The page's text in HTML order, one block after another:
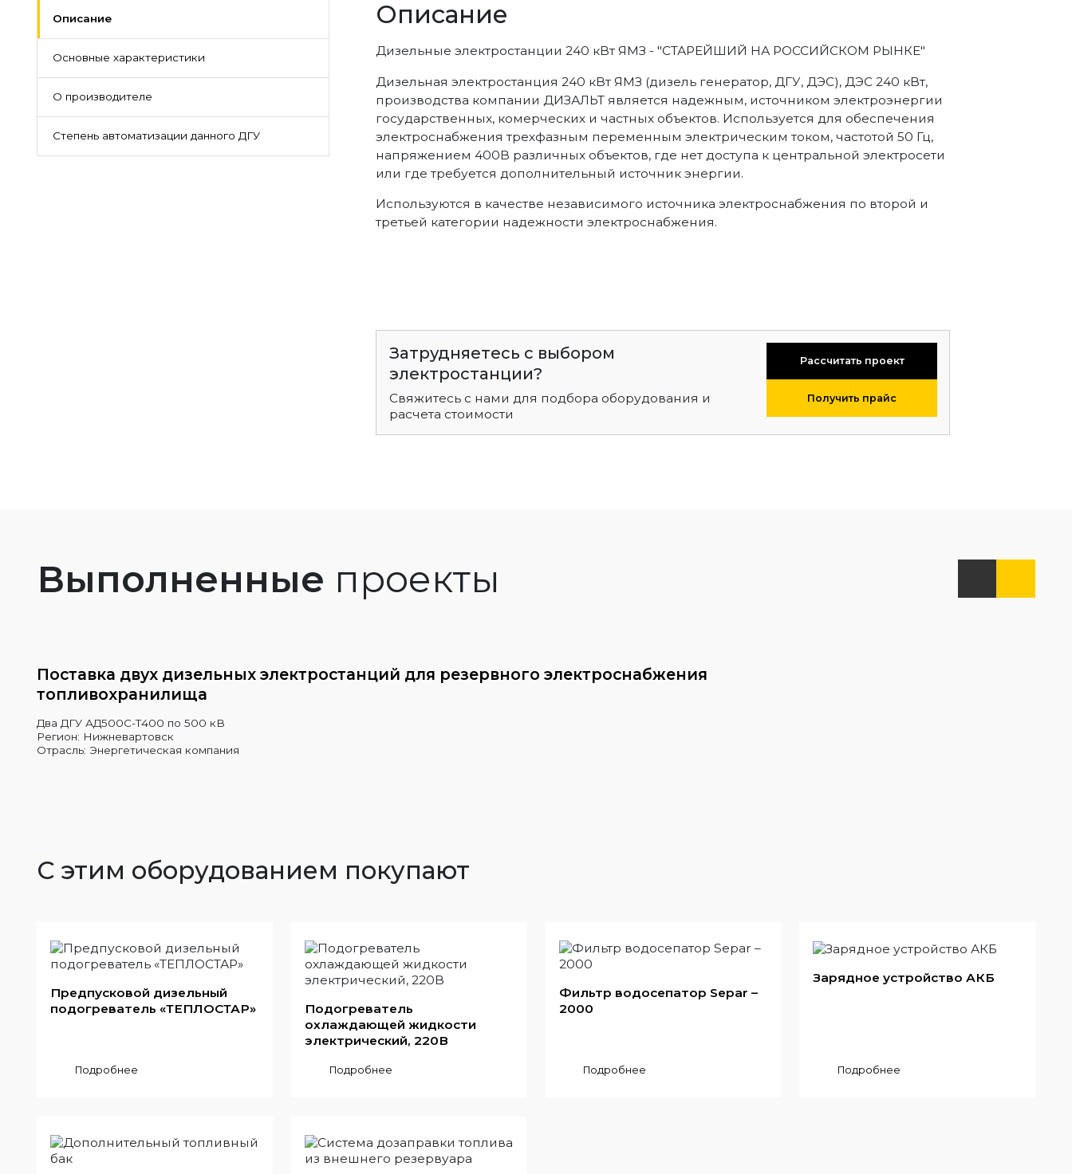
Описание
Основные характеристики
О производителе
Степень автоматизации данного ДГУ
Описание
Дизельные электростанции 240 кВт ЯМЗ - "СТАРЕЙШИЙ НА РОССИЙСКОМ РЫНКЕ"
Дизельная электростанция 240 кВт ЯМЗ (дизель генератор, ДГУ, ДЭС), ДЭС 240 кВт,
производства компании ДИЗАЛЬТ является надежным, источником электроэнергии
государственных, комерческих и частных объектов. Используется для обеспечения
электроснабжения трехфазным переменным электрическим током, частотой 50 Гц,
напряжением 400В различных объектов, где нет доступа к центральной электросети
или где требуется дополнительный источник энергии.
Используются в качестве независимого источника электроснабжения по второй и
третьей категории надежности электроснабжения.
Затрудняетесь с выбором
электростанции?
Свяжитесь с нами для подбора оборудования и
расчета стоимости
Рассчитать проект
Получить прайс
Выполненные проекты
Поставка двух дизельных электростанций для резервного электроснабжения
топливохранилища
Два ДГУ АД500С-Т400 по 500 кВ
Регион: Нижневартовск
Отрасль: Энергетическая компания
С этим оборудованием покупают
Предпусковой дизельный
подогреватель «ТЕПЛОСТАР»
Подробнее
Подогреватель
охлаждающей жидкости
электрический, 220В
Подробнее
Фильтр водосепатор Separ –
2000
Подробнее
Зарядное устройство АКБ
Подробнее